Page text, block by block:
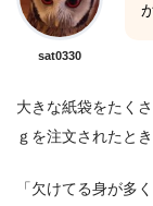
sat0330
大きな紙袋をたく
ｇを注文されたと
「欠けてる身が多